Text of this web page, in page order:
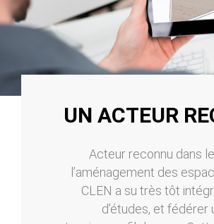
UN ACTEUR
Acteur reconnu dans
l’aménagement des
CLEN a su très tôt
d’études, et fédérer